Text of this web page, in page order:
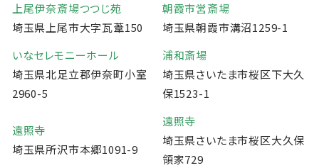
上尾伊奈斎場つつじ苑
埼玉県上尾市大字瓦葦150
朝霞市営斎場
埼玉県朝霞市溝沼1259-1
いなセレモニーホール
埼玉県北足立郡伊奈町小室
2960-5
浦和斎場
埼玉県さいたま市桜区下大久
保1523-1
遠照寺
埼玉県所沢市本郷1091-9
遠照寺
埼玉県さいたま市桜区大久保
領家729